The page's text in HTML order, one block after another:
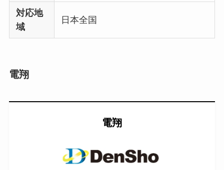
対応地
域
日本全国
電翔
電翔